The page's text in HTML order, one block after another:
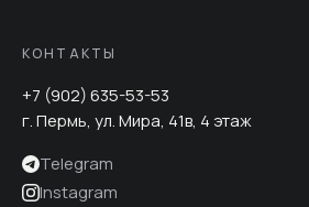
КОНТАКТЫ
+7 (902) 635-53-53
г. Пермь, ул. Мира, 41в, 4 этаж
Telegram
Instagram